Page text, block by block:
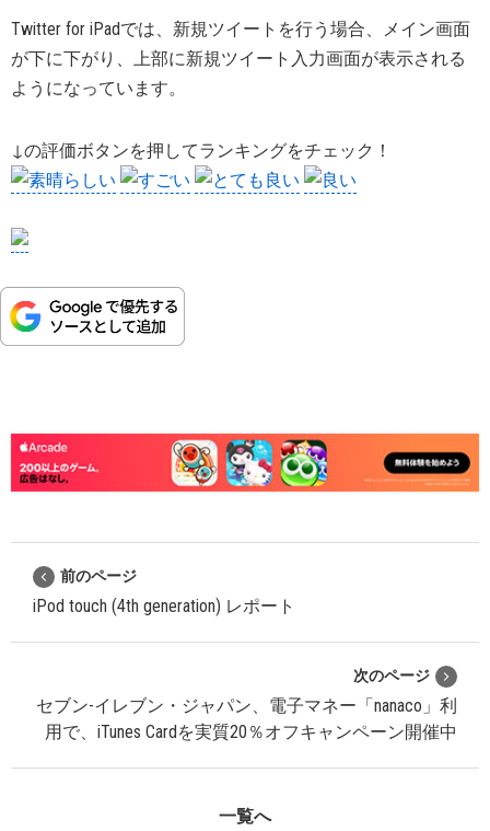
Twitter for iPadでは、新規ツイートを行う場合、メイン画面
が下に下がり、上部に新規ツイート入力画面が表示される
ようになっています。
↓の評価ボタンを押してランキングをチェック！
前のページ
iPod touch (4th generation) レポート
次のページ
セブン-イレブン・ジャパン、電子マネー「nanaco」利
用で、iTunes Cardを実質20％オフキャンペーン開催中
一覧へ